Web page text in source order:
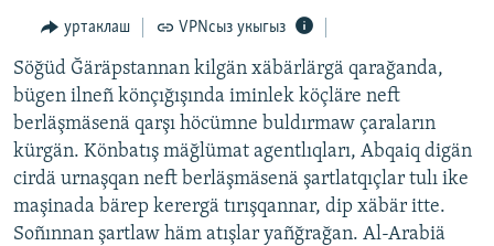
ТАТАР-БАШКОРТ ДӨНЬЯСЫ
СУГЫШ
БЕЗНЕ ТОМАЛАДЫЛАР
ШӘЛКЕМНӘР
ӘҢГӘМӘ
КОММЕНТАР
ДӨНЬЯ ХӘЛЛӘРЕ
ТАТАРЧА ПОДКАСТ
уртаклаш VPNсыз укыгыз
Söğüd Ğäräpstannan kilgän xäbärlärgä qarağanda,
bügen ilneñ könçığışında iminlek köçläre neft
berläşmäsenä qarşı höcümne buldırmaw çaraların
kürgän. Könbatış mäğlümat agentlıqları, Abqaiq digän
cirdä urnaşqan neft berläşmäsenä şartlatqıçlar tulı ike
maşinada bärep kerergä tırışqannar, dip xäbär itte.
Soñınnan şartlaw häm atışlar yañğrağan. Al-Arabiä